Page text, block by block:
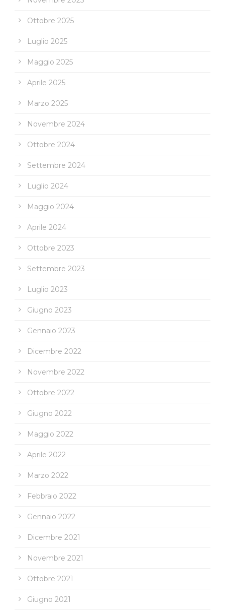
Ottobre 2025
Luglio 2025
Maggio 2025
Aprile 2025
Marzo 2025
Novembre 2024
Ottobre 2024
Settembre 2024
Luglio 2024
Maggio 2024
Aprile 2024
Ottobre 2023
Settembre 2023
Luglio 2023
Giugno 2023
Gennaio 2023
Dicembre 2022
Novembre 2022
Ottobre 2022
Giugno 2022
Maggio 2022
Aprile 2022
Marzo 2022
Febbraio 2022
Gennaio 2022
Dicembre 2021
Novembre 2021
Ottobre 2021
Giugno 2021